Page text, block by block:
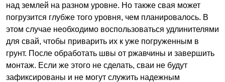
над землей на разном уровне. Но также свая может
погрузится глубже того уровня, чем планировалось. В
этом случае необходимо воспользоваться удлинителями
для свай, чтобы приварить их к уже погруженным в
грунт. После обработать швы от ржавчины и завершить
монтаж. Если же этого не сделать, сваи не будут
зафиксированы и не могут служить надежным